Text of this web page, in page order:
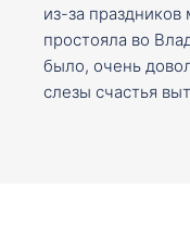
из-за
простояла во
было, очень
слезы счастья